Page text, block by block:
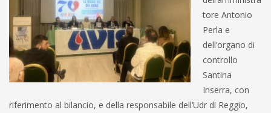
tore Antonio
Perla e
dell’organo di
controllo
Santina
Inserra, con
riferimento al bilancio, e della responsabile dell’Udr di Reggio,